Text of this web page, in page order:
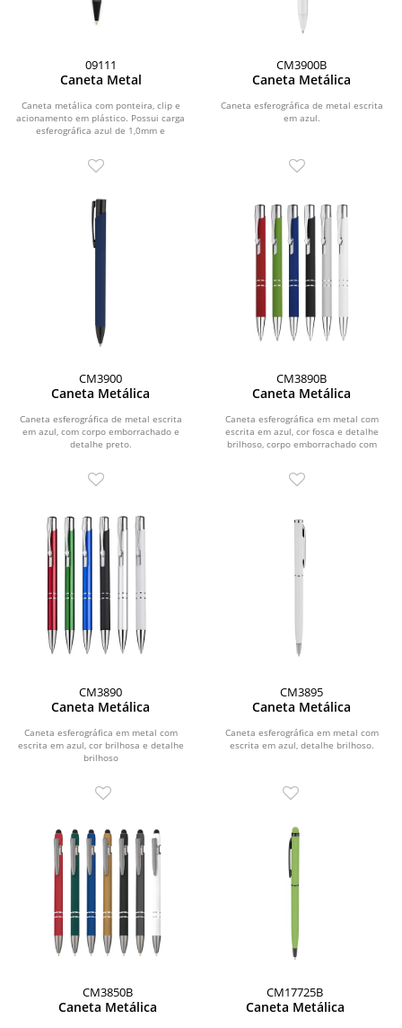
09111
Caneta Metal
Caneta metálica com ponteira, clip e
acionamento em plástico. Possui carga
esferográfica azul de 1,0mm e
CM3900B
Caneta Metálica
Caneta esferográfica de metal escrita
em azul.
CM3900
Caneta Metálica
Caneta esferográfica de metal escrita
em azul, com corpo emborrachado e
detalhe preto.
CM3890B
Caneta Metálica
Caneta esferográfica em metal com
escrita em azul, cor fosca e detalhe
brilhoso, corpo emborrachado com
CM3890
Caneta Metálica
Caneta esferográfica em metal com
escrita em azul, cor brilhosa e detalhe
brilhoso
CM3895
Caneta Metálica
Caneta esferográfica em metal com
escrita em azul, detalhe brilhoso.
CM3850B
Caneta Metálica
CM17725B
Caneta Metálica